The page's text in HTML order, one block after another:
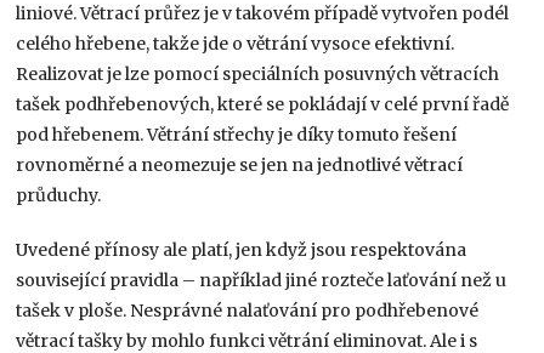
liniové. Větrací průřez je v takovém případě vytvořen podél
celého hřebene, takže jde o větrání vysoce efektivní.
Realizovat je lze pomocí speciálních posuvných větracích
tašek podhřebenových, které se pokládají v celé první řadě
pod hřebenem. Větrání střechy je díky tomuto řešení
rovnoměrné a neomezuje se jen na jednotlivé větrací
průduchy.
Uvedené přínosy ale platí, jen když jsou respektována
související pravidla – například jiné rozteče laťování než u
tašek v ploše. Nesprávné nalaťování pro podhřebenové
větrací tašky by mohlo funkci větrání eliminovat. Ale i s